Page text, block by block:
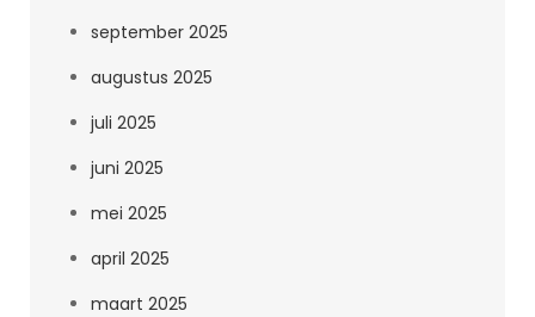
september 2025
augustus 2025
juli 2025
juni 2025
mei 2025
april 2025
maart 2025